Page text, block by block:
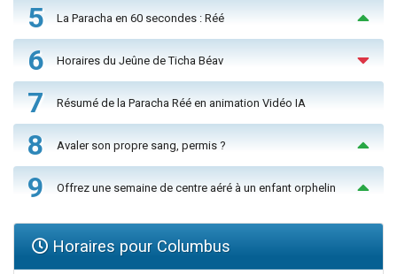
5 La Paracha en 60 secondes : Réé
6 Horaires du Jeûne de Ticha Béav
7 Résumé de la Paracha Réé en animation Vidéo IA
8 Avaler son propre sang, permis ?
9 Offrez une semaine de centre aéré à un enfant orphelin
Horaires pour Columbus